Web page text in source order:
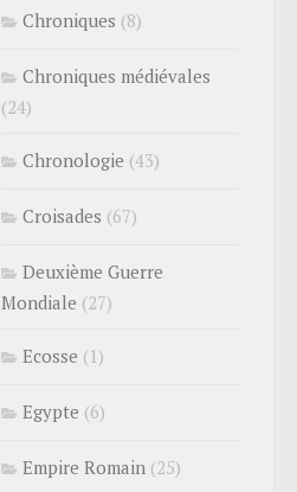
Chroniques (8)
Chroniques médiévales
(24)
Chronologie (43)
Croisades (67)
Deuxième Guerre
Mondiale (27)
Ecosse (1)
Egypte (6)
Empire Romain (25)